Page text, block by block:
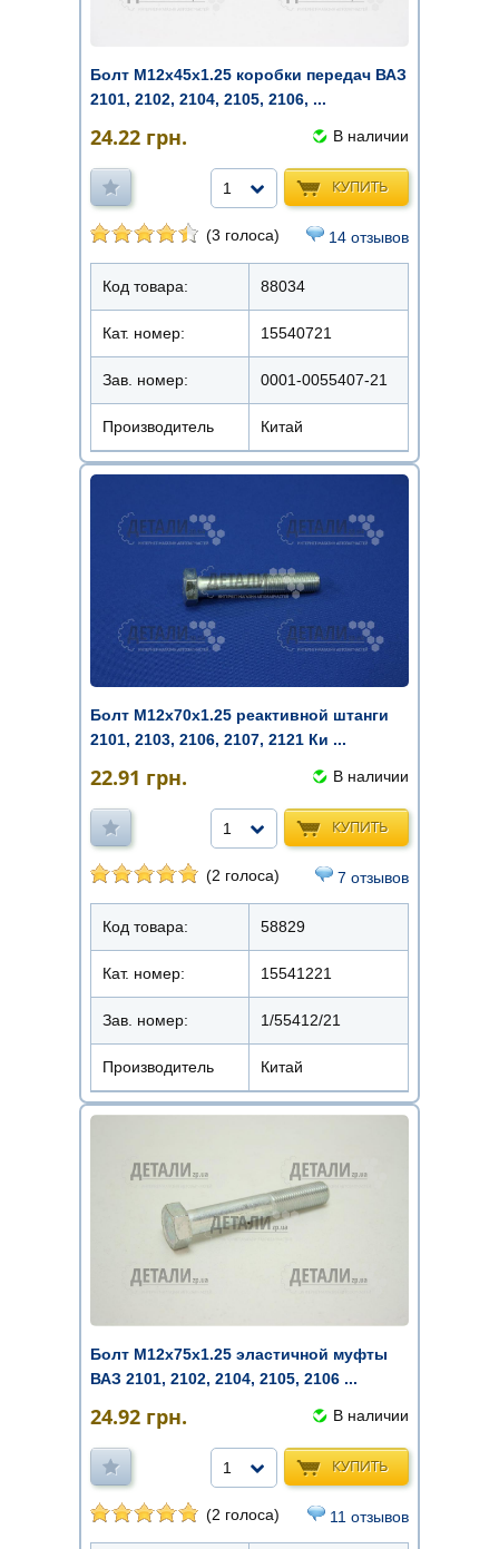
Болт М12х45х1.25 коробки передач ВАЗ
2101, 2102, 2104, 2105, 2106, ...
24.22 грн. В наличии
КУПИТЬ
1
(3 голоса) 14 отзывов
Код товара: 88034
Кат. номер: 15540721
Зав. номер: 0001-0055407-21
Производитель Китай
Болт М12х70х1.25 реактивной штанги
2101, 2103, 2106, 2107, 2121 Ки ...
22.91 грн. В наличии
КУПИТЬ
1
(2 голоса) 7 отзывов
Код товара: 58829
Кат. номер: 15541221
Зав. номер: 1/55412/21
Производитель Китай
Болт М12х75х1.25 эластичной муфты
ВАЗ 2101, 2102, 2104, 2105, 2106 ...
24.92 грн. В наличии
КУПИТЬ
1
(2 голоса) 11 отзывов